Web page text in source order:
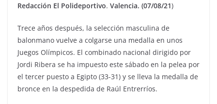
Redacción El Polideportivo. Valencia. (07/08/21)
Trece años después, la selección masculina de
balonmano vuelve a colgarse una medalla en unos
Juegos Olímpicos. El combinado nacional dirigido por
Jordi Ribera se ha impuesto este sábado en la pelea por
el tercer puesto a Egipto (33-31) y se lleva la medalla de
bronce en la despedida de Raúl Entrerríos.